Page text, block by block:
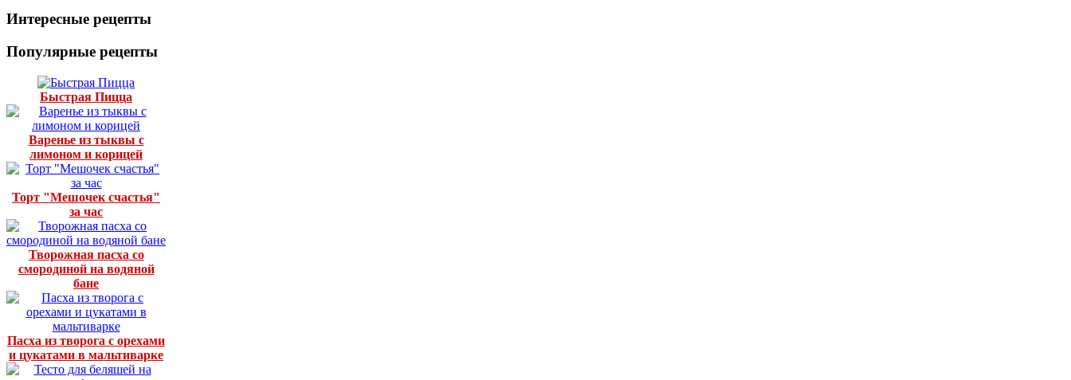
Интересные рецепты
Популярные рецепты
Быстрая Пицца
Варенье из тыквы с
лимоном и корицей
Торт "Мешочек счастья"
за час
Творожная пасха со
смородиной на водяной
бане
Пасха из творога с орехами
и цукатами в мальтиварке